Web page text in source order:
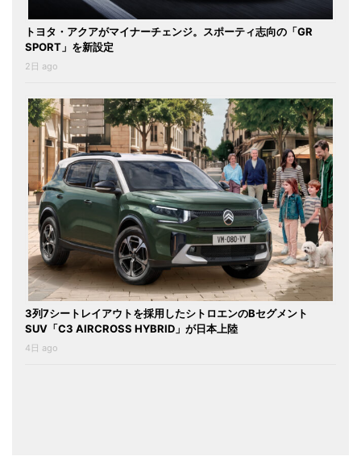
トヨタ・アクアがマイナーチェンジ。スポーティ志向の「GR
SPORT」を新設定
2日 ago
3列7シートレイアウトを採用したシトロエンのBセグメント
SUV「C3 AIRCROSS HYBRID」が日本上陸
4日 ago